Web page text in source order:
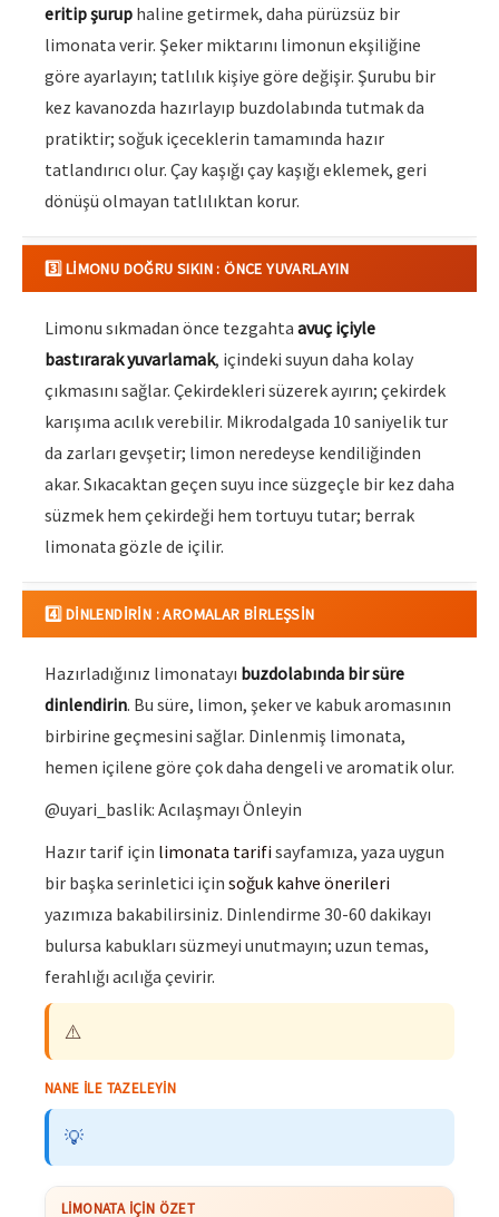
eritip şurup haline getirmek, daha pürüzsüz bir
limonata verir. Şeker miktarını limonun ekşiliğine
göre ayarlayın; tatlılık kişiye göre değişir. Şurubu bir
kez kavanozda hazırlayıp buzdolabında tutmak da
pratiktir; soğuk içeceklerin tamamında hazır
tatlandırıcı olur. Çay kaşığı çay kaşığı eklemek, geri
dönüşü olmayan tatlılıktan korur.
3️⃣ LIMONU DOĞRU SIKIN : ÖNCE YUVARLAYIN
Limonu sıkmadan önce tezgahta avuç içiyle
bastırarak yuvarlamak, içindeki suyun daha kolay
çıkmasını sağlar. Çekirdekleri süzerek ayırın; çekirdek
karışıma acılık verebilir. Mikrodalgada 10 saniyelik tur
da zarları gevşetir; limon neredeyse kendiliğinden
akar. Sıkacaktan geçen suyu ince süzgeçle bir kez daha
süzmek hem çekirdeği hem tortuyu tutar; berrak
limonata gözle de içilir.
4️⃣ DINLENDIRIN : AROMALAR BIRLEŞSIN
Hazırladığınız limonatayı buzdolabında bir süre
dinlendirin. Bu süre, limon, şeker ve kabuk aromasının
birbirine geçmesini sağlar. Dinlenmiş limonata,
hemen içilene göre çok daha dengeli ve aromatik olur.
@uyari_baslik: Acılaşmayı Önleyin
Hazır tarif için limonata tarifisayfamıza, yaza uygun
bir başka serinletici için soğuk kahve önerileri
yazımıza bakabilirsiniz. Dinlendirme 30-60 dakikayı
bulursa kabukları süzmeyi unutmayın; uzun temas,
ferahlığı acılığa çevirir.
⚠️
NANE ILE TAZELEYIN
💡
LIMONATA İÇIN ÖZET